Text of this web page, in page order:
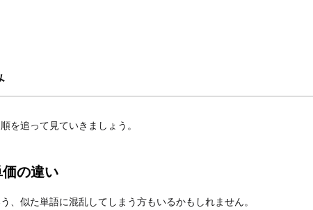
を追って見ていきましょう。
の違い
、似た単語に混乱してしまう方もいるかもしれません。